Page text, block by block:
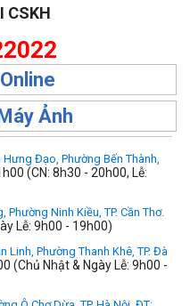
CSKH
Ảnh
Hưng Đạo, Phường Bến Thành,
(CN: 8h30 - 20h00, Lễ:
Phường Ninh Kiều, TP. Cần Thơ.
Lễ: 9h00 - 19h00)
Linh, Phường Thanh Khê, TP. Đà
(Chủ Nhật & Ngày Lễ: 9h00 -